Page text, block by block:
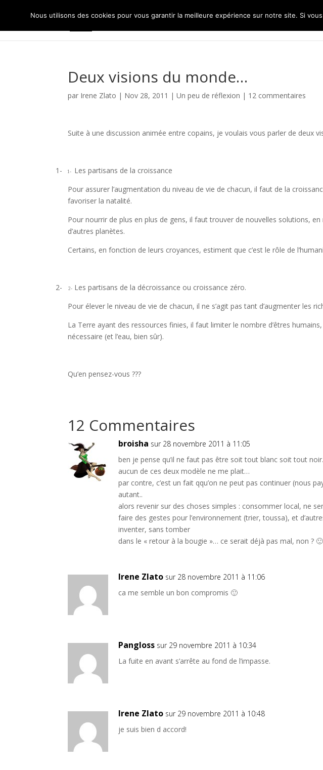
Deux visions du monde…
par Irene Zlato | Nov 28, 2011 |Un peu de réflexion | 12 commentaires
Suite à une discussion animée entre copains, je voulais vous parler de deux
1- 1-
Les partisans de la croissance
Pour assurer l’augmentation du niveau de vie de chacun, il faut de la
favoriser la natalité.
Pour nourrir de plus en plus de gens, il faut trouver de nouvelles solutions,
d’autres planètes.
Certains, en fonction de leurs croyances, estiment que c’est le rôle de
2- 2- Les partisans de la décroissance ou croissance zéro.
Pour élever le niveau de vie de chacun, il ne s’agit pas tant d’augmenter les
La Terre ayant des ressources finies, il faut limiter le nombre d’êtres
nécessaire (et l’eau, bien sûr).
Qu’en pensez-vous ???
12 Commentaires
broisha sur 28 novembre 2011 à 11:05
ben je pense qu’il ne faut pas être soit tout blanc soit tout
aucun de ces deux modèle ne me plait…
par contre, c’est un fait qqu’on ne peut pas continuer (nous
autant..
alors revenir sur des choses simples : consommer local, ne
faire des gestes pour l’environnement (trier, toussa), et
inventer, sans tomber
dans le « retour à la bougie »… ce serait déjà pas mal, non ? 🙂
Irene Zlato sur 28 novembre 2011 à 11:06
ca me semble un bon compromis 🙂
Pangloss sur 29 novembre 2011 à 10:34
La fuite en avant s’arrête au fond de l’impasse.
Irene Zlato sur 29 novembre 2011 à 10:48
je suis bien d accord!
Nous utilisons des cookies pour vous garantir la meilleure expérience sur notre site. Si